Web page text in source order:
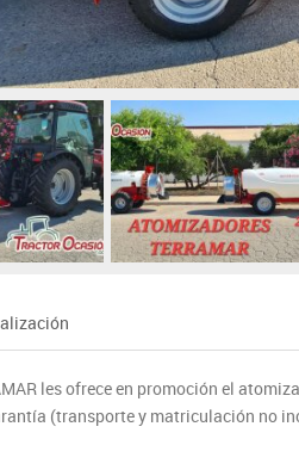
les ofrece en promoción el
(transporte y matriculación no